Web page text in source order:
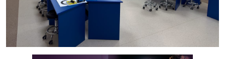
Elm və innovasiya
Təhlil
Reportaj